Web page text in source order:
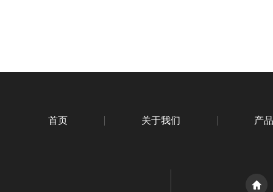
首页 关于我们 产